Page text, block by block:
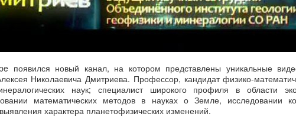
появился новый канал, на котором представлены уникальные
Николаевича Дмитриева. Профессор, кандидат физико-
наук; специалист широкого профиля в области
математических методов в науках о Земле, исследовании
характера планетофизических изменений.